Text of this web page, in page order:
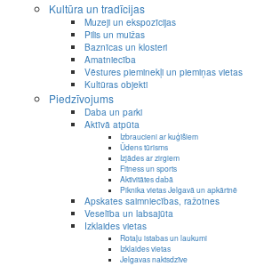
Kultūra un tradīcijas
Muzeji un ekspozīcijas
Pilis un muižas
Baznīcas un klosteri
Amatniecība
Vēstures pieminekļi un piemiņas vietas
Kultūras objekti
Piedzīvojums
Daba un parki
Aktīvā atpūta
Izbraucieni ar kuģīšiem
Ūdens tūrisms
Izjādes ar zirgiem
Fitness un sports
Aktivitātes dabā
Piknika vietas Jelgavā un apkārtnē
Apskates saimniecības, ražotnes
Veselība un labsajūta
Izklaides vietas
Rotaļu istabas un laukumi
Izklaides vietas
Jelgavas naktsdzīve